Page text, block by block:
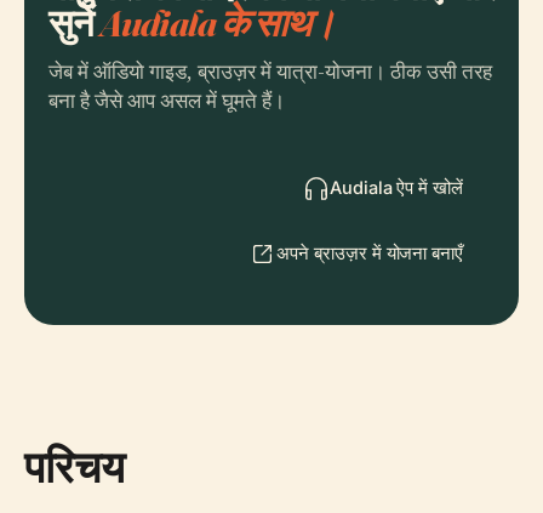
सुनेंAudiala के साथ।
जेब में ऑडियो गाइड, ब्राउज़र में यात्रा-योजना। ठीक उसी तरह
बना है जैसे आप असल में घूमते हैं।
Audiala ऐप में खोलें
अपने ब्राउज़र में योजना बनाएँ
परिचय